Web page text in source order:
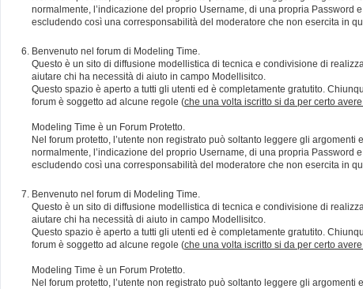
normalmente, l’indicazione del proprio Username, di una propria
escludendo così una corresponsabilità del moderatore che non esercita in
Benvenuto nel forum di Modeling Time.
Questo è un sito di diffusione modellistica di tecnica e condivisione di
aiutare chi ha necessità di aiuto in campo Modellisitco.
Questo spazio è aperto a tutti gli utenti ed è completamente gratutito.
forum è soggetto ad alcune regole (che una volta iscritto si da per certo
Modeling Time è un Forum Protetto.
Nel forum protetto, l’utente non registrato può soltanto leggere gli
normalmente, l’indicazione del proprio Username, di una propria
escludendo così una corresponsabilità del moderatore che non esercita in
Benvenuto nel forum di Modeling Time.
Questo è un sito di diffusione modellistica di tecnica e condivisione di
aiutare chi ha necessità di aiuto in campo Modellisitco.
Questo spazio è aperto a tutti gli utenti ed è completamente gratutito.
forum è soggetto ad alcune regole (che una volta iscritto si da per certo
Modeling Time è un Forum Protetto.
Nel forum protetto, l’utente non registrato può soltanto leggere gli